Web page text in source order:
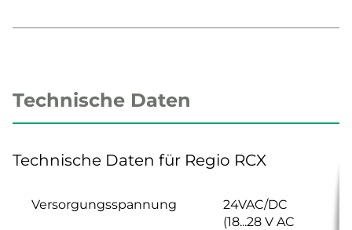
Technische Daten
Technische Daten für Regio RCX
Versorgungsspannung
24VAC/DC
(18...28 V AC